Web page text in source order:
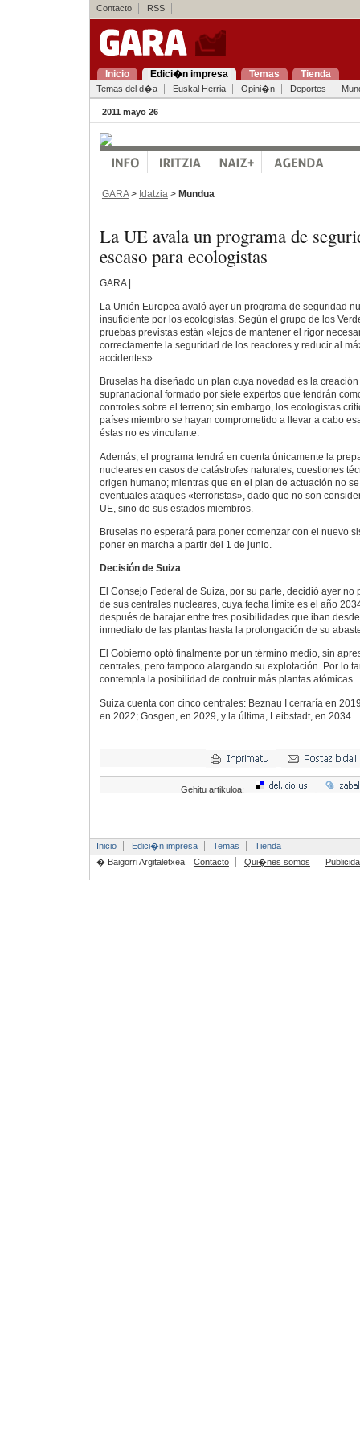
Contacto RSS
Inicio Edici�n impresa Temas Tienda
Temas del d�a Euskal Herria Opini�n Deportes
2011 mayo 26
GARA> Idatzia > Mundua
La UE avala un programa de
escaso para ecologistas
GARA |
La Unión Europea avaló ayer un programa de seguridad
insuficiente por los ecologistas. Según el grupo de los
pruebas previstas están «lejos de mantener el rigor
correctamente la seguridad de los reactores y reducir al
accidentes».
Bruselas ha diseñado un plan cuya novedad es la
supranacional formado por siete expertos que tendrán
controles sobre el terreno; sin embargo, los ecologistas
países miembro se hayan comprometido a llevar a cabo
éstas no es vinculante.
Además, el programa tendrá en cuenta únicamente la
nucleares en casos de catástrofes naturales, cuestiones
origen humano; mientras que en el plan de actuación no
eventuales ataques «terroristas», dado que no son
UE, sino de sus estados miembros.
Bruselas no esperará para poner comenzar con el nuevo
poner en marcha a partir del 1 de junio.
Decisión de Suiza
El Consejo Federal de Suiza, por su parte, decidió ayer no
de sus centrales nucleares, cuya fecha límite es el año
después de barajar entre tres posibilidades que iban
inmediato de las plantas hasta la prolongación de su
El Gobierno optó finalmente por un término medio, sin
centrales, pero tampoco alargando su explotación. Por lo
contempla la posibilidad de contruir más plantas atómicas.
Suiza cuenta con cinco centrales: Beznau I cerraría en
en 2022; Gosgen, en 2029, y la última, Leibstadt, en 2034.
Gehitu artikuloa:
Inicio Edici�n impresa Temas
Tienda
� Baigorri Argitaletxea
Contacto Qui�nes somos